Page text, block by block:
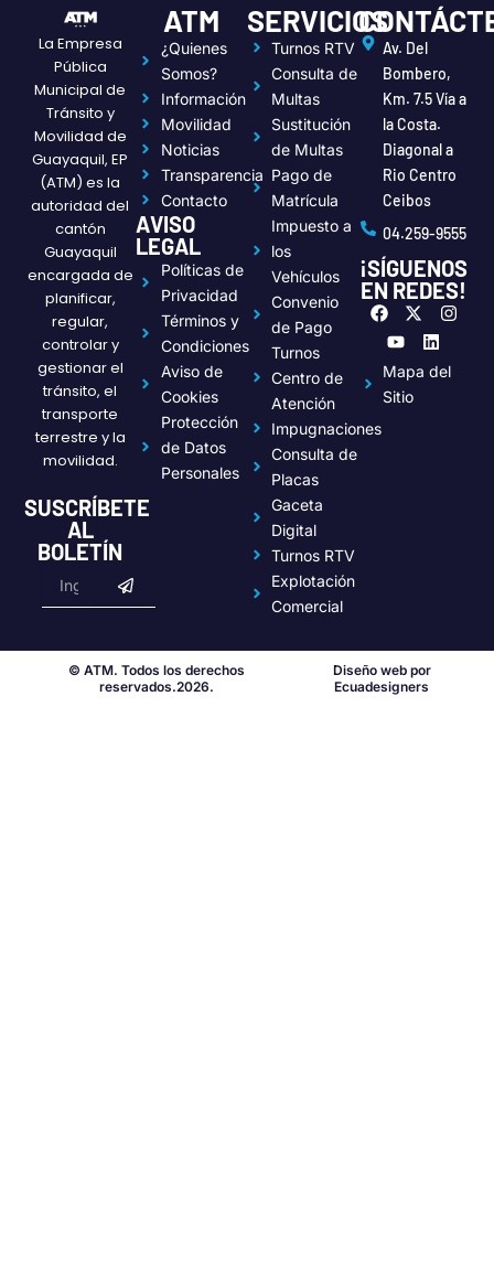
La Empresa
Pública
Municipal de
Tránsito y
Movilidad de
Guayaquil, EP
(ATM) es la
autoridad del
cantón
Guayaquil
encargada de
planificar,
regular,
controlar y
gestionar el
tránsito, el
transporte
terrestre y la
movilidad.
SUSCRÍBETE
AL
BOLETÍN
ATM
¿Quienes
Somos?
Información
Movilidad
Noticias
Transparencia
Contacto
AVISO
LEGAL
Políticas de
Privacidad
Términos y
Condiciones
Aviso de
Cookies
Protección
de Datos
Personales
SERVICIOS
Turnos RTV
Consulta de
Multas
Sustitución
de Multas
Pago de
Matrícula
Impuesto a
los
Vehículos
Convenio
de Pago
Turnos
Centro de
Atención
Impugnaciones
Consulta de
Placas
Gaceta
Digital
Turnos RTV
Explotación
Comercial
Av. Del
Bombero,
Km. 7.5 Vía a
la Costa.
Diagonal a
Rio Centro
Ceibos
04.259-9555
¡SÍGUENOS
EN REDES!
F
a
c
e
b
o
k
X
-
i
t
I
n
t
a
Y
u
t
u
b
n
k
e
Mapa del
Sitio
© ATM. Todos los derechos
reservados.2026.
Diseño web por
Ecuadesigners